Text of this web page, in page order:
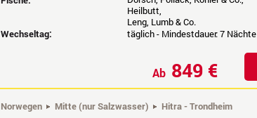
Heilbutt,
Leng, Lumb & Co.
Wechseltag:
täglich - Mindestdauer: 7 Nächte
Ab 849 €
Norwegen Mitte (nur Salzwasser) Hitra - Trondheim